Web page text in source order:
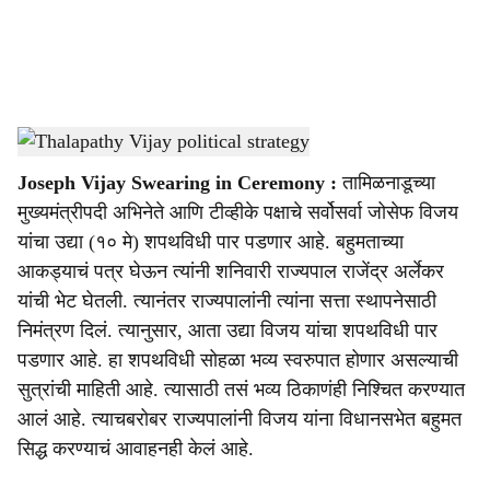
a
r
e
Thalapathy Vijay political strategy-Sarkarnama
Joseph Vijay Swearing in Ceremony : तामिळनाडूच्या
मुख्यमंत्रीपदी अभिनेते आणि टीव्हीके पक्षाचे सर्वोसर्वा जोसेफ विजय
यांचा उद्या (१० मे) शपथविधी पार पडणार आहे. बहुमताच्या
आकड्याचं पत्र घेऊन त्यांनी शनिवारी राज्यपाल राजेंद्र अर्लेकर
यांची भेट घेतली. त्यानंतर राज्यपालांनी त्यांना सत्ता स्थापनेसाठी
निमंत्रण दिलं. त्यानुसार, आता उद्या विजय यांचा शपथविधी पार
पडणार आहे. हा शपथविधी सोहळा भव्य स्वरुपात होणार असल्याची
सुत्रांची माहिती आहे. त्यासाठी तसं भव्य ठिकाणंही निश्चित करण्यात
आलं आहे. त्याचबरोबर राज्यपालांनी विजय यांना विधानसभेत बहुमत
सिद्ध करण्याचं आवाहनही केलं आहे.